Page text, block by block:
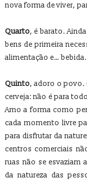
nova forma de viver,
Quarto, é barato.
bens de primeira
alimentação e… bebida.
Quinto, adoro o povo.
cerveja: não é para
Amo a forma como
cada momento livre
para disfrutar da
centros comerciais
ruas não se esvaziam
da natureza das